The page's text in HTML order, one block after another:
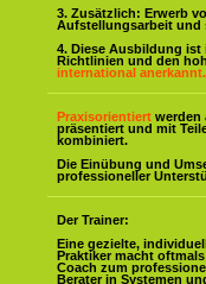
3. Zusätzlich: Erwerb
Aufstellungsarbeit und
4. Diese Ausbildung
Richtlinien und den
international anerkannt.
Praxisorientiert werden
präsentiert und mit
kombiniert.
Die Einübung und
professioneller
Der Trainer:
Eine gezielte,
Praktiker macht
Coach zum
Berater in Systemen